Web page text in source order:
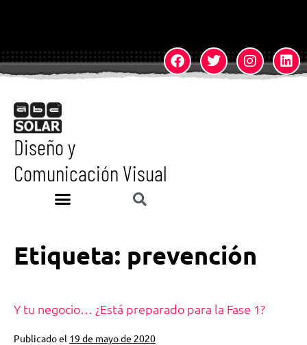
Diseño y
Comunicación Visual
Etiqueta: prevención
Y tu negocio… ¿Está preparado para la Fase 1?
Publicado el 19 de mayo de 2020